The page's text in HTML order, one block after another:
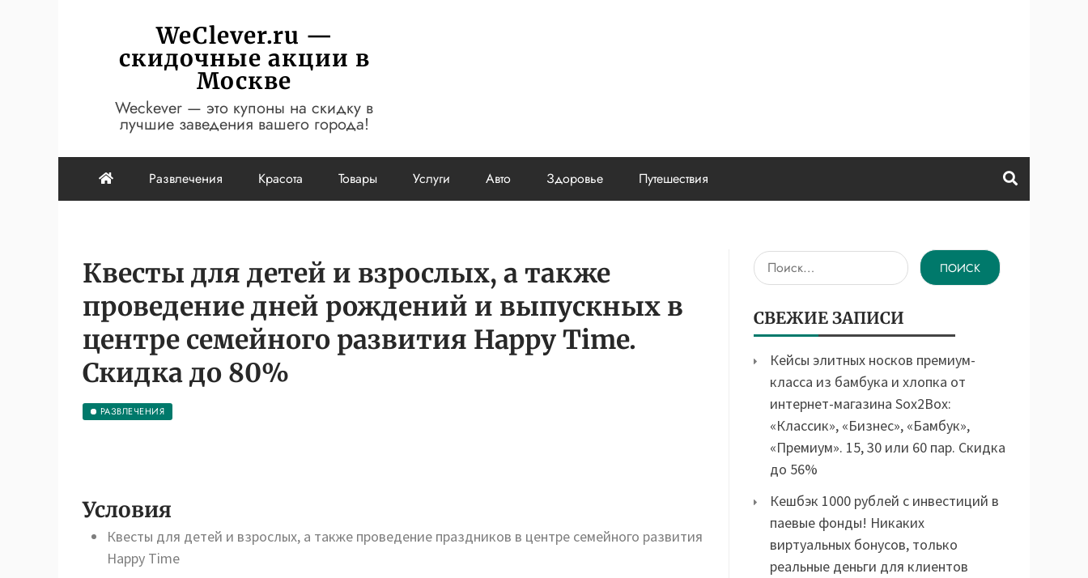
содержимому
WeClever.ru —
скидочные акции в
Москве
Weckever — это купоны на скидку в
лучшие заведения вашего города!
Развлечения Красота Товары Услуги Авто Здоровье Путешествия
Квесты для детей и взрослых, а также
проведение дней рождений и выпускных в
центре семейного развития Happy Time.
Скидка до 80%
РАЗВЛЕЧЕНИЯ
Условия
Квесты для детей и взрослых, а также проведение праздников в центре семейного развития
Happy Time
Найти:
СВЕЖИЕ ЗАПИСИ
Кейсы элитных носков премиум-
класса из бамбука и хлопка от
интернет-магазина Sox2Box:
«Классик», «Бизнес», «Бамбук»,
«Премиум». 15, 30 или 60 пар. Скидка
до 56%
Кешбэк 1000 рублей с инвестиций в
паевые фонды! Никаких
виртуальных бонусов, только
реальные деньги для клиентов